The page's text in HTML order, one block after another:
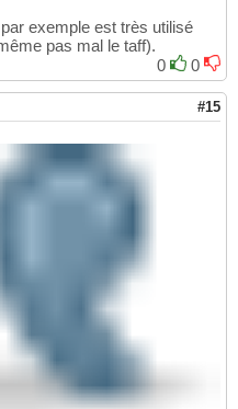
exemple est très utilisé
pas mal le taff).
0
0
#15